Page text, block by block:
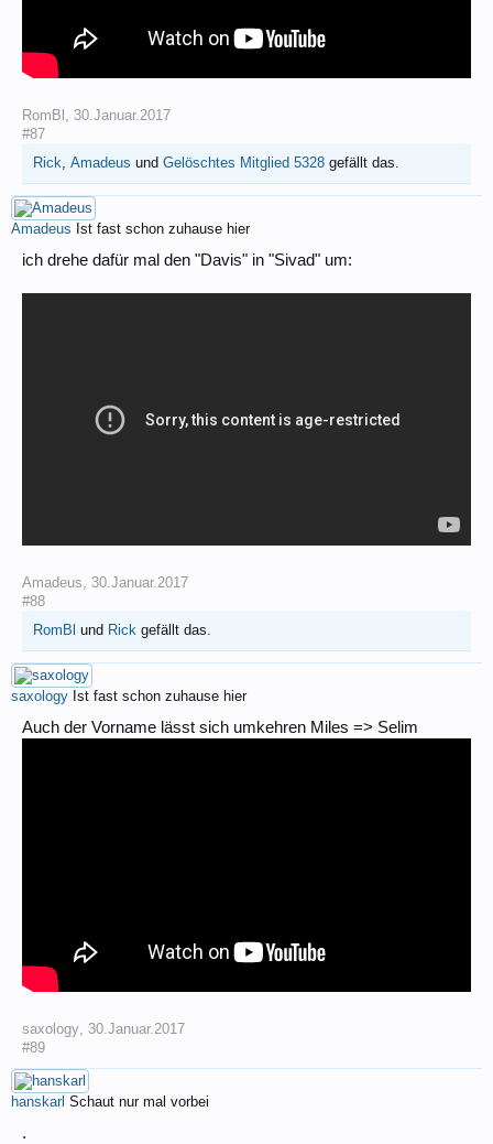
RomBl
30.Januar.2017
#87
Rick Amadeus und Gelöschtes Mitglied 5328 gefällt das.
Amadeus Ist fast schon zuhause hier
ich drehe dafür mal den "Davis" in "Sivad" um:
Amadeus, 30.Januar.2017
#88
RomBl und Rick gefällt das.
saxology Ist fast schon zuhause hier
Auch der Vorname lässt sich umkehren Miles => Selim
saxology 30.Januar.2017
#89
hanskarl Schaut nur mal vorbei
.